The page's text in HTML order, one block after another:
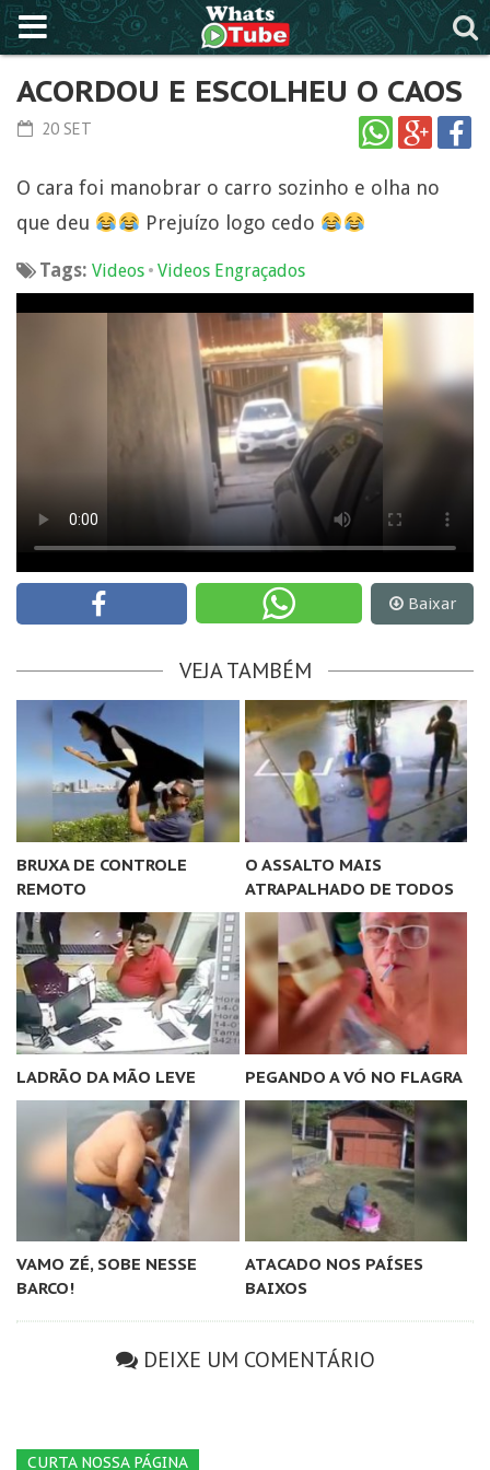
ACORDOU E ESCOLHEU O CAOS
20 SET
O cara foi manobrar o carro sozinho e olha no
que deu
Prejuízo logo cedo
Tags: Videos • Videos Engraçados
Baixar
VEJA TAMBÉM
BRUXA DE CONTROLE
REMOTO
O ASSALTO MAIS
ATRAPALHADO DE TODOS
LADRÃO DA MÃO LEVE PEGANDO A VÓ NO FLAGRA
VAMO ZÉ, SOBE NESSE
BARCO!
ATACADO NOS PAÍSES
BAIXOS
DEIXE UM COMENTÁRIO
CURTA NOSSA PÁGINA